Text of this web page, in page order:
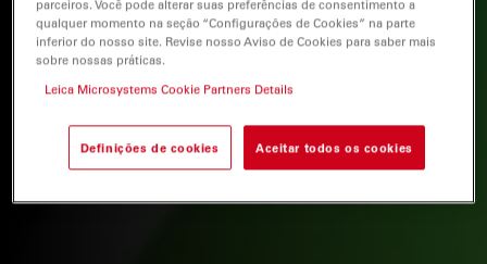
parceiros. Você pode alterar suas preferências de consentimento a
qualquer momento na seção “Configurações de Cookies” na parte
inferior do nosso site. Revise nosso Aviso de Cookies para saber mais
sobre nossas práticas.
Leica Microsystems Cookie Partners Details
Definições de cookies Aceitar todos os cookies